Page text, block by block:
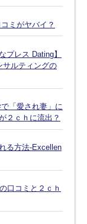
ミがヤバイ？
プレス Dating】
サルティングの
「愛され妻」に
２ｃｈに流出？
る方法-Excellen
口コミと２ｃｈ